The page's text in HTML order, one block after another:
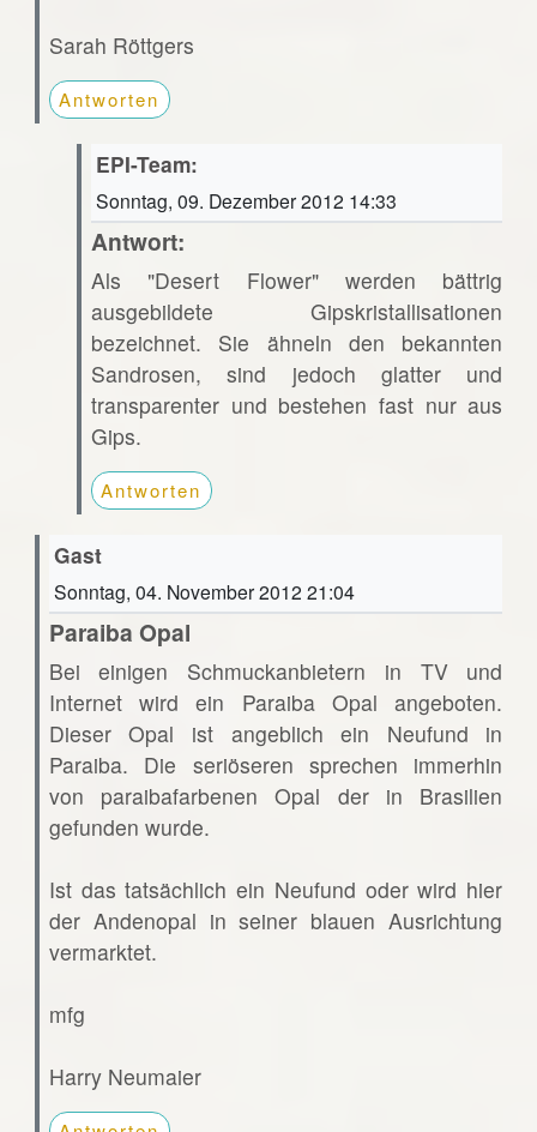
Sarah Röttgers
Antworten
EPI-Team:
Sonntag, 09. Dezember 2012 14:33
Antwort:
Als "Desert Flower" werden bättrig
ausgebildete Gipskristallisationen
bezeichnet. Sie ähneln den bekannten
Sandrosen, sind jedoch glatter und
transparenter und bestehen fast nur aus
Gips.
Antworten
Gast
Sonntag, 04. November 2012 21:04
Paraiba Opal
Bei einigen Schmuckanbietern in TV und
Internet wird ein Paraiba Opal angeboten.
Dieser Opal ist angeblich ein Neufund in
Paraiba. Die seriöseren sprechen immerhin
von paraibafarbenen Opal der in Brasilien
gefunden wurde.
Ist das tatsächlich ein Neufund oder wird hier
der Andenopal in seiner blauen Ausrichtung
vermarktet.
mfg
Harry Neumaier